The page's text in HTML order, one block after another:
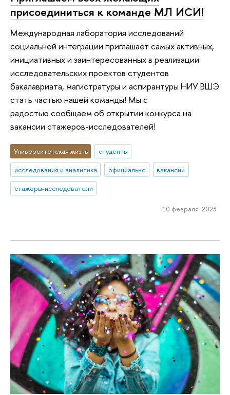
присоединиться к команде МЛ ИСИ!
Международная лаборатория исследований
социальной интеграции приглашает самых активных,
инициативных и заинтересованных в реализации
исследовательских проектов студентов
бакалавриата, магистратуры и аспирантуры НИУ ВШЭ
стать частью нашей команды! Мы с
радостью сообщаем об открытии конкурса на
вакансии стажеров-исследователей!
Университетская жизнь
студенты
исследования и аналитика
официально
вакансии
стажеры-исследователи
10 февраля 2023